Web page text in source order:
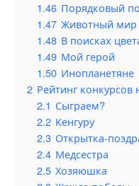
1.46 Порядковый
1.47 Животный мир
1.48 В поисках
1.49 Мой герой
1.50 Инопланетяне
2 Рейтинг конкурсов
2.1 Сыграем?
2.2 Кенгуру
2.3 Открытка-
2.4 Медсестра
2.5 Хозяюшка